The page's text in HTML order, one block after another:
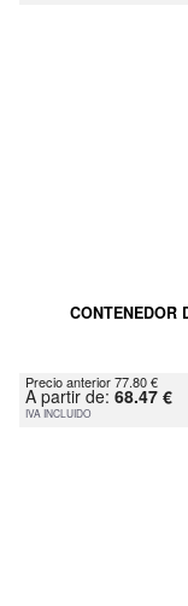
CONTENEDOR
Precio anterior 77.80 €
A partir de: 68.47 €
IVA INCLUIDO